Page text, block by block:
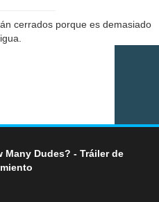
cerrados porque es demasiado
Many Dudes? - Tráiler de